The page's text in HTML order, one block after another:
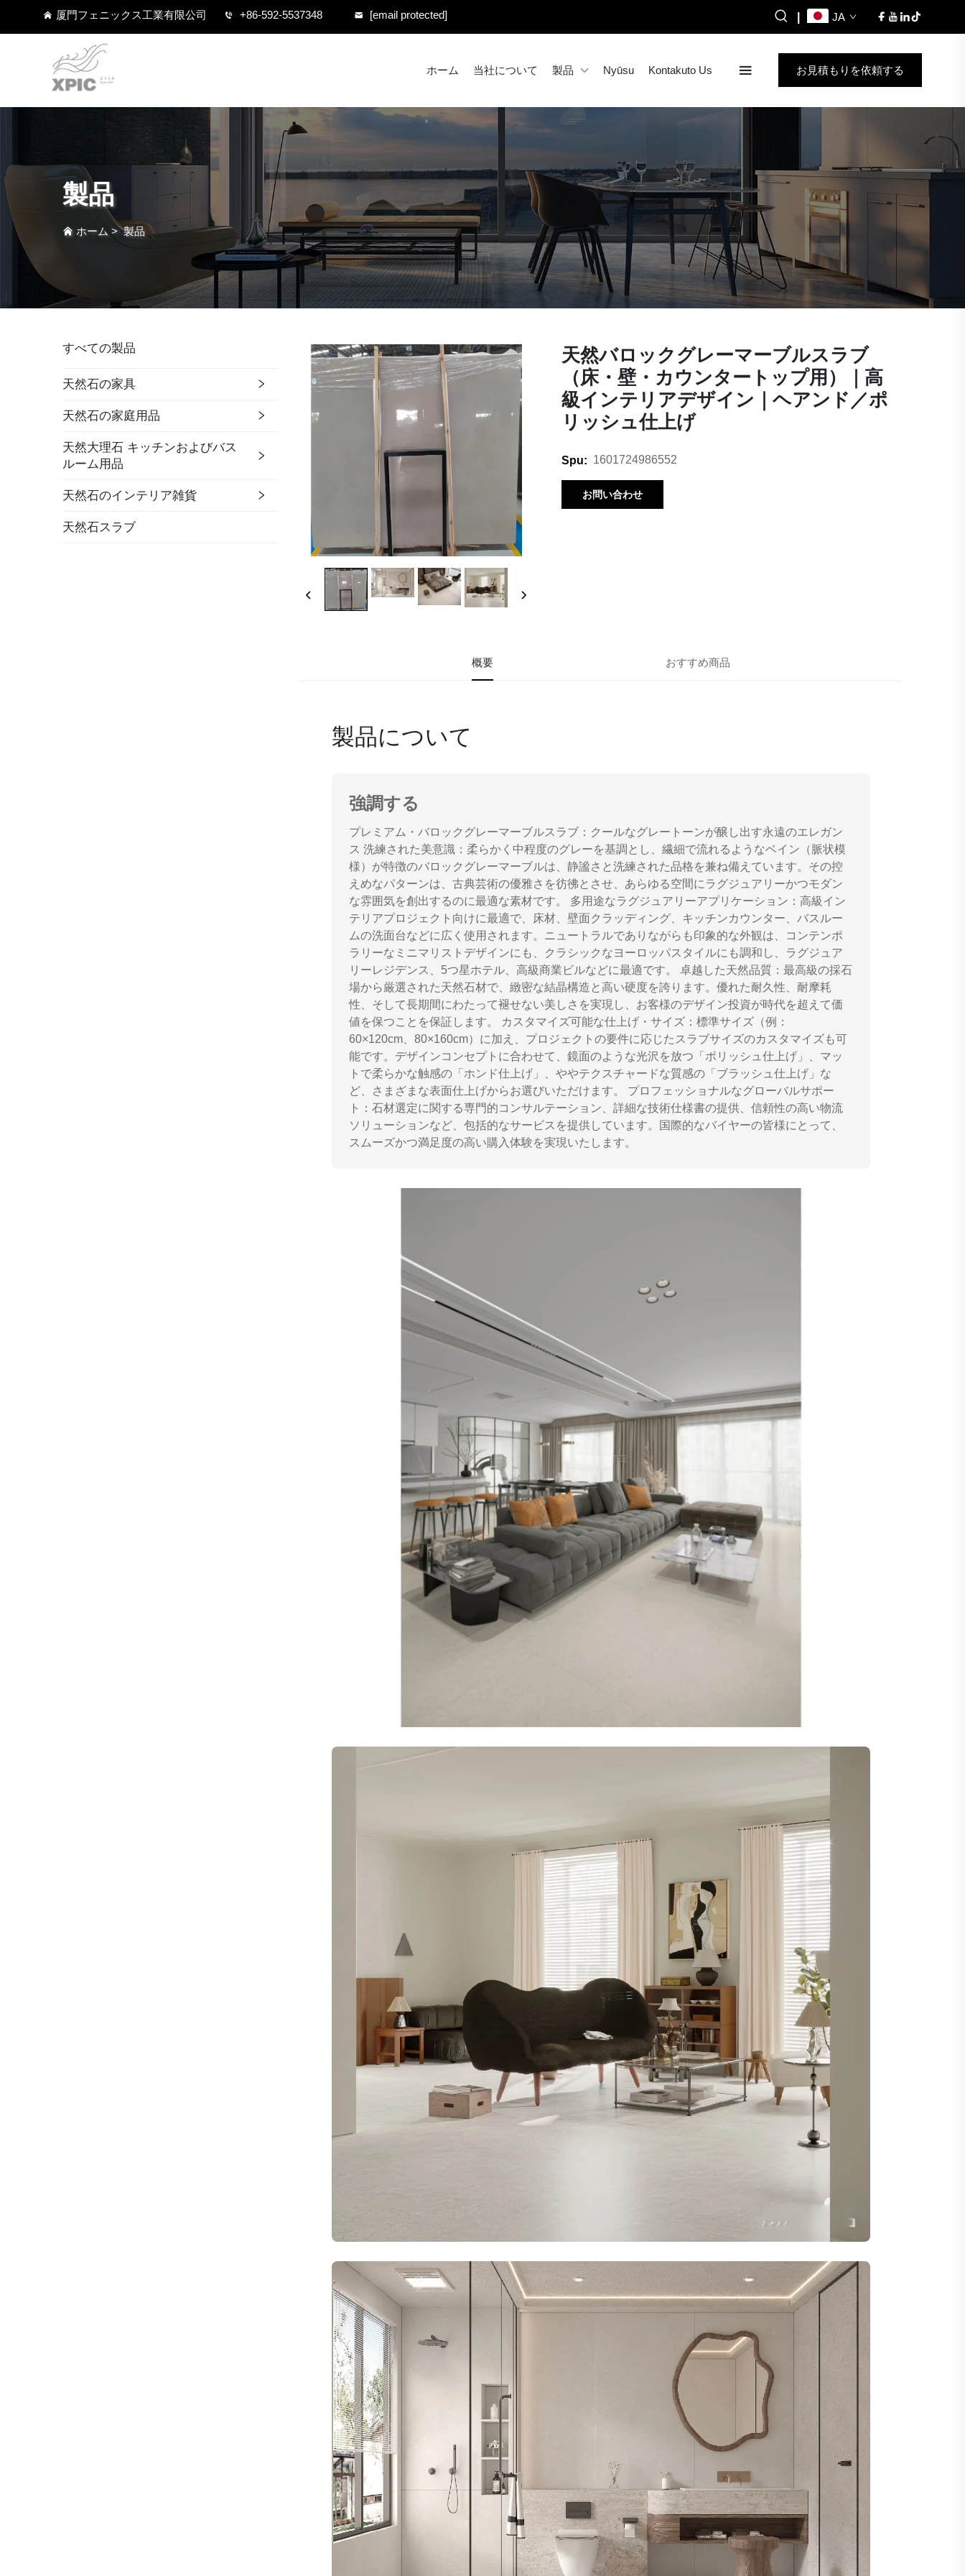
厦門フェニックス工業有限公司 +86-592-5537348 [email protected] JA
ホーム 当社について 製品 Nyūsu Kontakuto Us お見積もりを依頼する
製品
ホーム >製品
すべての製品
天然石の家具
天然石の家庭用品
天然大理石 キッチンおよびバス
ルーム用品
天然石のインテリア雑貨
天然石スラブ
天然バロックグレーマーブルスラブ
（床・壁・カウンタートップ用）｜高
級インテリアデザイン｜ヘアンド／ポ
リッシュ仕上げ
Spu: 1601724986552
お問い合わせ
概要 おすすめ商品
製品について
強調する
プレミアム・バロックグレーマーブルスラブ：クールなグレートーンが醸し出す永遠のエレガン
ス 洗練された美意識：柔らかく中程度のグレーを基調とし、繊細で流れるようなベイン（脈状模
様）が特徴のバロックグレーマーブルは、静謐さと洗練された品格を兼ね備えています。その控
えめなパターンは、古典芸術の優雅さを彷彿とさせ、あらゆる空間にラグジュアリーかつモダン
な雰囲気を創出するのに最適な素材です。 多用途なラグジュアリーアプリケーション：高級イン
テリアプロジェクト向けに最適で、床材、壁面クラッディング、キッチンカウンター、バスルー
ムの洗面台などに広く使用されます。ニュートラルでありながらも印象的な外観は、コンテンポ
ラリーなミニマリストデザインにも、クラシックなヨーロッパスタイルにも調和し、ラグジュア
リーレジデンス、5つ星ホテル、高級商業ビルなどに最適です。 卓越した天然品質：最高級の採石
場から厳選された天然石材で、緻密な結晶構造と高い硬度を誇ります。優れた耐久性、耐摩耗
性、そして長期間にわたって褪せない美しさを実現し、お客様のデザイン投資が時代を超えて価
値を保つことを保証します。 カスタマイズ可能な仕上げ・サイズ：標準サイズ（例：
60×120cm、80×160cm）に加え、プロジェクトの要件に応じたスラブサイズのカスタマイズも可
能です。デザインコンセプトに合わせて、鏡面のような光沢を放つ「ポリッシュ仕上げ」、マッ
トで柔らかな触感の「ホンド仕上げ」、ややテクスチャードな質感の「ブラッシュ仕上げ」な
ど、さまざまな表面仕上げからお選びいただけます。 プロフェッショナルなグローバルサポー
ト：石材選定に関する専門的コンサルテーション、詳細な技術仕様書の提供、信頼性の高い物流
ソリューションなど、包括的なサービスを提供しています。国際的なバイヤーの皆様にとって、
スムーズかつ満足度の高い購入体験を実現いたします。